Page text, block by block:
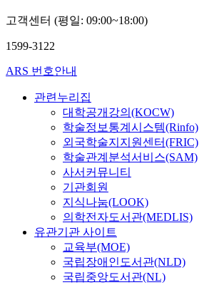
고객센터 (평일: 09:00~18:00)
1599-3122
ARS 번호안내
관련누리집
대학공개강의(KOCW)
학술정보통계시스템(Rinfo)
외국학술지지원센터(FRIC)
학술관계분석서비스(SAM)
사서커뮤니티
기관회원
지식나눔(LOOK)
의학전자도서관(MEDLIS)
유관기관 사이트
교육부(MOE)
국립장애인도서관(NLD)
국립중앙도서관(NL)